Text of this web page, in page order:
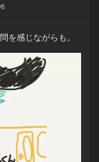
を感じながらも。